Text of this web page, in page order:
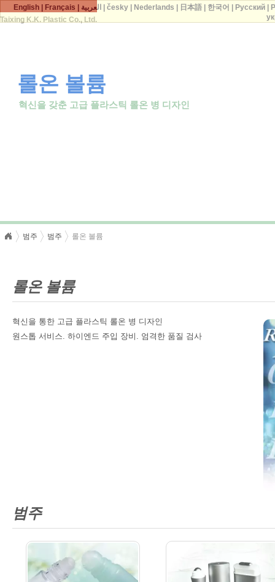
Taixing K.K. Plastic Co., Ltd.
롤온 볼륨
혁신을 갖춘 고급 플라스틱 롤온 병 디자인
범주 범주 롤온 볼륨
롤온 볼륨
혁신을 통한 고급 플라스틱 롤온 병 디자인
원스톱 서비스. 하이엔드 주입 장비. 엄격한 품질 검사
범주
English Français العربية |česky Nederlands 日本語 한국어 Русский